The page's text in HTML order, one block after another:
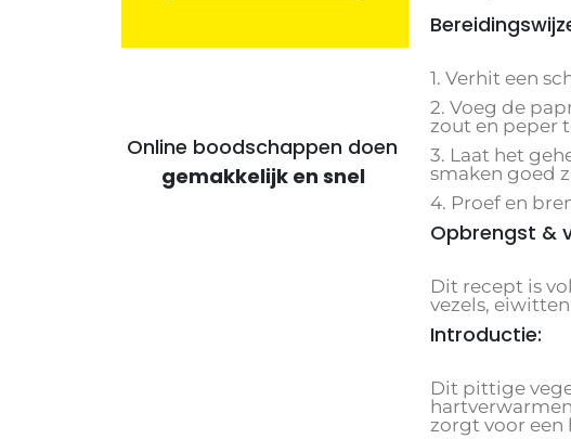
1. Verhit een
2. Voeg de
zout en peper
3. Laat het
smaken goed
4. Proef en
Opbrengst &
Dit recept is
vezels,
Introductie:
Dit pittige
zorgt voor een
Online boodschappen doen
voor voordelige maaltijden